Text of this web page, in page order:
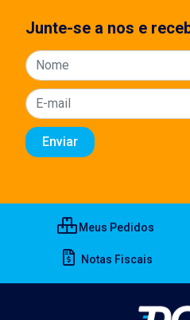
Junte-se a nos e
Meus Pedidos
Notas Fiscais